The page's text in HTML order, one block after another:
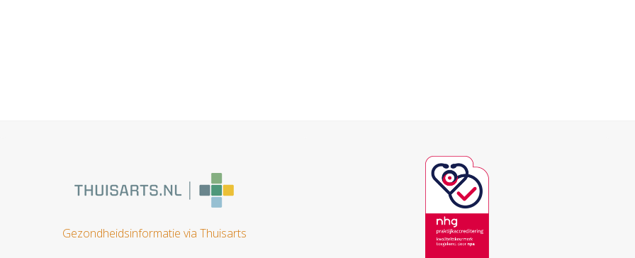
Gezondheidsinformatie via Thuisarts